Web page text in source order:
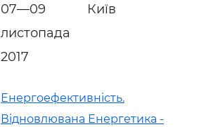
07—09
листопада
2017
Київ
Енергоефективність.
Відновлювана Енергетика -